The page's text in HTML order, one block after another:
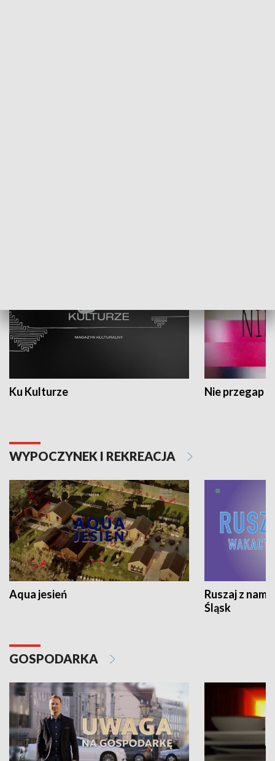
Ku Kulturze Nie przegap
WYPOCZYNEK I REKREACJA
Aqua jesień
Ruszaj z
Śląsk
GOSPODARKA